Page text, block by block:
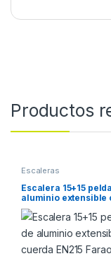
Productos
Escaleras
Escalera 15+15
aluminio extensible
cuerda EN215